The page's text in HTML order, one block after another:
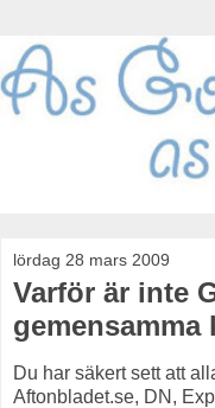
lördag 28 mars 2009
Varför är inte
gemensamma
Du har säkert sett att
Aftonbladet.se, DN,